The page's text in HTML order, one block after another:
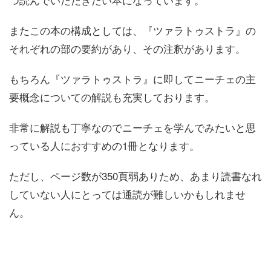
またこの本の構成としては、『ツァラトゥストラ』の
それぞれの部の要約があり、その注釈があります。
もちろん『ツァラトゥストラ』に即してニーチェの主
要概念についての解説も充実しております。
非常に解説も丁寧なのでニーチェを学んでみたいと思
っている人におすすめの1冊となります。
ただし、ページ数が350頁弱ありため、あまり読書なれ
していない人にとっては通読が難しいかもしれませ
ん。